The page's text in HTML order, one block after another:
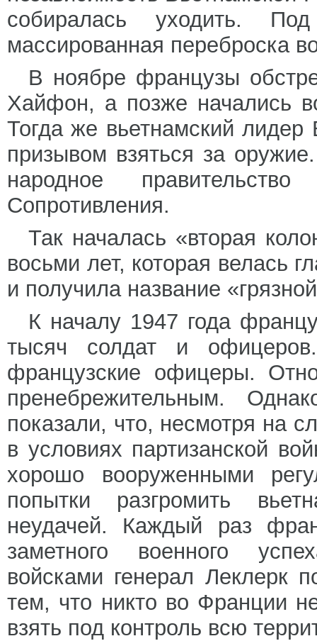
собиралась уходить.
массированная переброска
В ноябре французы
Хайфон, а позже начались
Тогда же вьетнамский
призывом взяться за
народное
Сопротивления.
Так началась «вторая
восьми лет, которая велась
и получила название
К началу 1947 года
тысяч солдат и
французские офицеры.
пренебрежительным.
показали, что, несмотря на
в условиях партизанской
хорошо вооруженными
попытки разгромить
неудачей. Каждый раз
заметного военного
войсками генерал Леклерк
тем, что никто во Франции
взять под контроль всю